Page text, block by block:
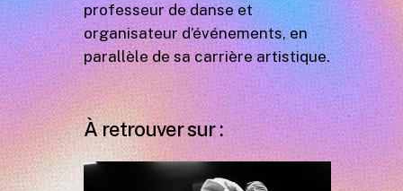
professeur de danse et
organisateur d’événements, en
parallèle de sa carrière artistique.
À retrouver sur :